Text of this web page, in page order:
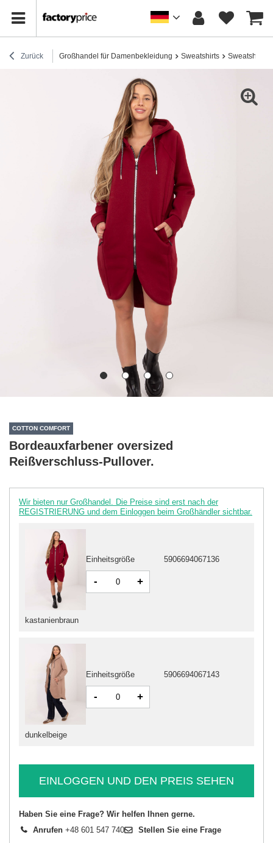
Zurück Großhandel für Damenbekleidung Sweatshirts Sweatshirts
COTTON COMFORT
Bordeauxfarbener oversized
Reißverschluss-Pullover.
Wir bieten nur Großhandel. Die Preise sind erst nach der
REGISTRIERUNG und dem Einloggen beim Großhändler sichtbar.
dunkelbeige
Einheitsgröße 5906694067143
- +
kastanienbraun
Einheitsgröße 5906694067136
- +
EINLOGGEN UND DEN PREIS SEHEN
Haben Sie eine Frage? Wir helfen Ihnen gerne.
Anrufen +48 601 547 740 Stellen Sie eine Frage